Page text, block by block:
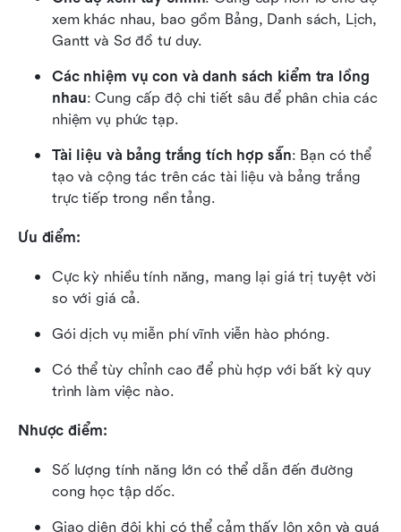
xem khác nhau, bao gồm Bảng, Danh sách, Lịch,
Gantt và Sơ đồ tư duy.
Các nhiệm vụ con và danh sách kiểm tra lồng
nhau: Cung cấp độ chi tiết sâu để phân chia các
nhiệm vụ phức tạp.
Tài liệu và bảng trắng tích hợp sẵn: Bạn có thể
tạo và cộng tác trên các tài liệu và bảng trắng
trực tiếp trong nền tảng.
Ưu điểm:
Cực kỳ nhiều tính năng, mang lại giá trị tuyệt vời
so với giá cả.
Gói dịch vụ miễn phí vĩnh viễn hào phóng.
Có thể tùy chỉnh cao để phù hợp với bất kỳ quy
trình làm việc nào.
Nhược điểm:
Số lượng tính năng lớn có thể dẫn đến đường
cong học tập dốc.
Giao diện đôi khi có thể cảm thấy lộn xộn và quá